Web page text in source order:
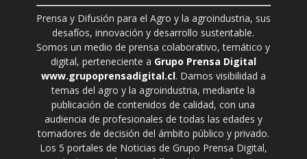
Prensa y Difusión para el Agro y la agroindustria, sus
desafíos, innovación y desarrollo sustentable.
Somos un medio de prensa colaborativo, temático y
digital, perteneciente a Grupo Prensa Digital
www.grupoprensadigital.cl. Damos visibilidad a
temas del agro y la agroindustria, mediante la
publicación de contenidos de calidad, con una
audiencia de profesionales de todas las edades y
tomadores de decisión del ámbito público y privado.
Los 5 portales de Noticias de Grupo Prensa Digital,